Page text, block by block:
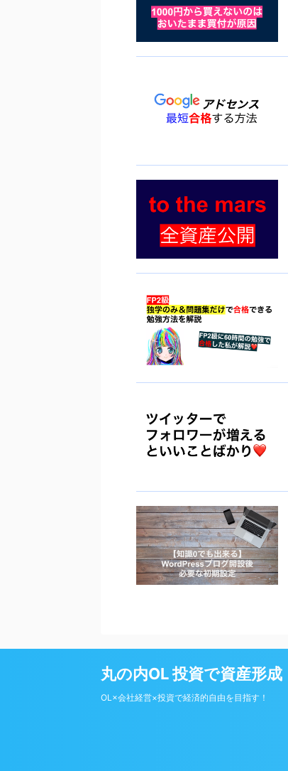
丸の内OL 投資で資産形成
OL×会社経営×投資で経済的自由を目指す！